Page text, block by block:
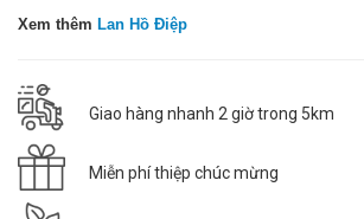
Xem thêm Lan Hồ Điệp
Giao hàng nhanh 2 giờ trong 5km
Miễn phí thiệp chúc mừng